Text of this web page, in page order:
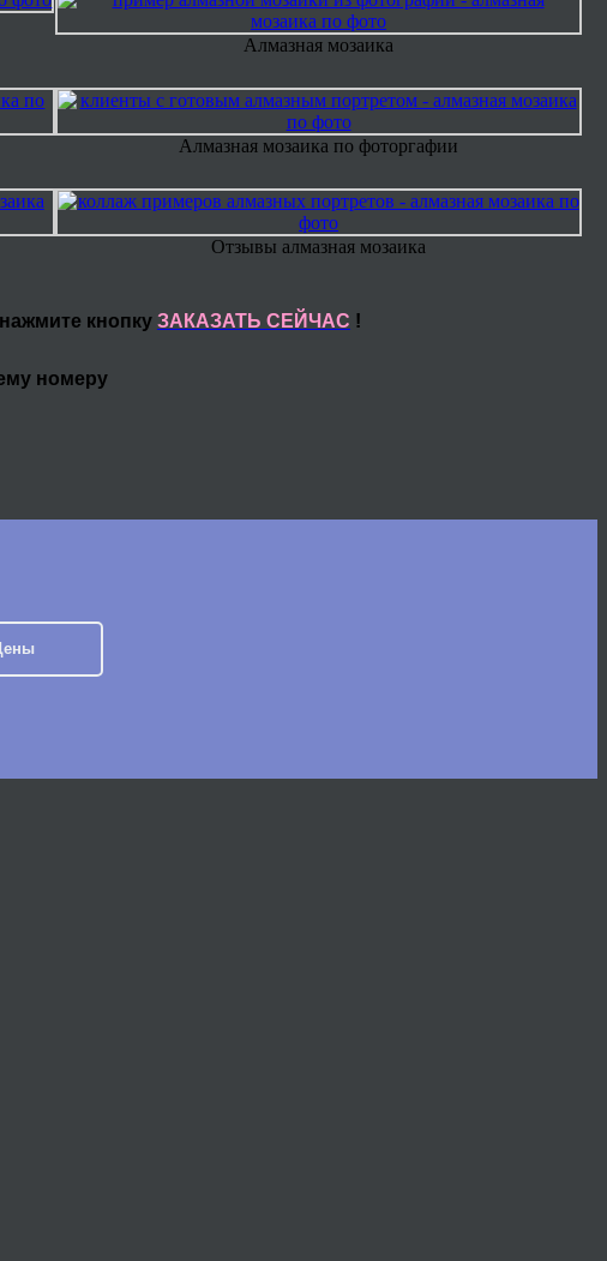
Алмазная мозаика
Алмазная мозаика по фоторгафии
Отзывы алмазная мозаика
кнопку ЗАКАЗАТЬ СЕЙЧАС !
номеру